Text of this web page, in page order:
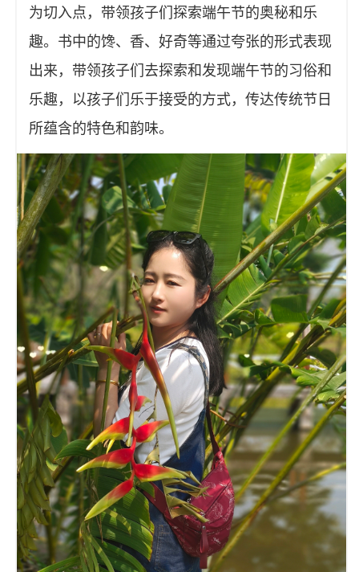
为切入点，带领孩子们探索端午节的奥秘和乐
趣。书中的馋、香、好奇等通过夸张的形式表现
出来，带领孩子们去探索和发现端午节的习俗和
乐趣，以孩子们乐于接受的方式，传达传统节日
所蕴含的特色和韵味。